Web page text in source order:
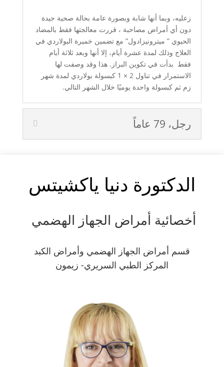
زعليه، وبما أنها شابة وبصورة عامة بحالة صحية جيدة
دون أي أمراض مصاحبة ، قررت معالجتها فقط بالمضاد
الحيوي ” ميترونيزادول” مع تضمين خميرة البولاردي في
العلاج وذلك لمدة عشرة أيام، إلا أنها وبعد ثلاثة أيام
فقط بدأت في تكوين البراز. هذا وقد وصفت لها
الاستمرار في تناول 2 × 1 كبسولة بولاردي لمدة شهر
زم ثم كبسولة واحدة يوميًا خلال الشهر التالي.
رجل، 79 عاماً
الدكتورة دنيا ياكشيتس
أخصائية أمراض الجهاز الهضمي
قسم أمراض الجهاز الهضمي وأمراض الكبد
المركز الطبي السريري- زيمون